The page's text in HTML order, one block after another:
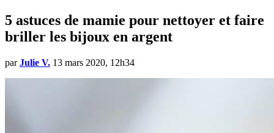
5 astuces de mamie pour nettoyer et faire
briller les bijoux en argent
par Julie V. 13 mars 2020, 12h34